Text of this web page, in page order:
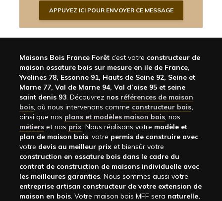
Maisons Bois France Forêt c’est votre constructeur de
maison ossature bois sur mesure en ile de France,
Yvelines 78, Essonne 91, Hauts de Seine 92, Seine et
Marne 77, Val de Marne 94, Val d’oise 95 et seine
saint denis 93. Découvrez nos références de maison
bois, où nous intervenons comme constructeur bois,
ainsi que nos plans et modèles maison bois, nos
métiers et nos prix. Nous réalisons votre modèle et
plan de maison bois, votre permis de construire avec ,
votre devis au meilleur prix et biensûr votre
construction en ossature bois dans le cadre du
contrat de construction de maisons individuelle avec
les meilleures garanties. Nous sommes aussi votre
entreprise artisan constructeur de votre extension de
maison en bois. Votre maison bois MFF sera naturelle,